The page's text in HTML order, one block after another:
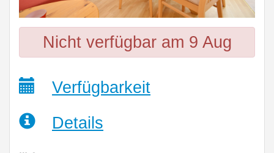
Nicht verfügbar am 9 Aug
Verfügbarkeit
Details